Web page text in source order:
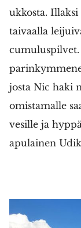
ukkosta.
taivaalla
josta Nic haki
omistamalle
vesille ja
apulainen